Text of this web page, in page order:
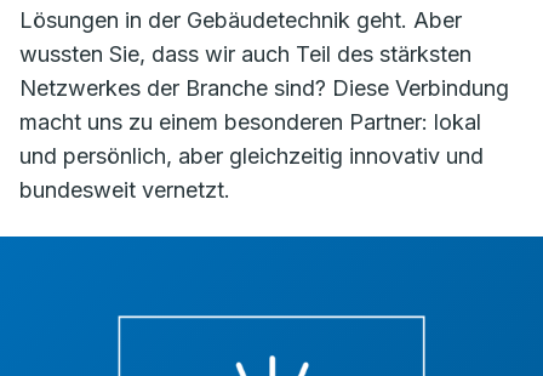
Lösungen in der Gebäudetechnik geht. Aber
wussten Sie, dass wir auch Teil des stärksten
Netzwerkes der Branche sind? Diese Verbindung
macht uns zu einem besonderen Partner: lokal
und persönlich, aber gleichzeitig innovativ und
bundesweit vernetzt.